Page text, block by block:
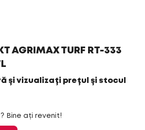
AGRIMAX TURF RT-333
și vizualizați prețul și stocul
Bine ați revenit!